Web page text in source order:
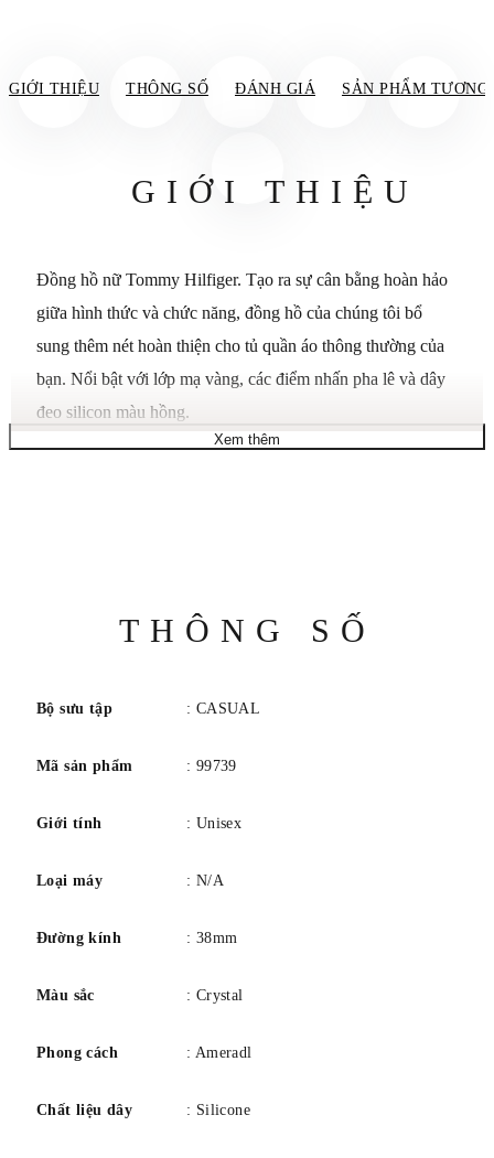
GIỚI THIỆU THÔNG SỐ ĐÁNH GIÁ SẢN PHẨM TƯƠNG
GIỚI THIỆU
Đồng hồ nữ Tommy Hilfiger. Tạo ra sự cân bằng hoàn hảo
giữa hình thức và chức năng, đồng hồ của chúng tôi bổ
sung thêm nét hoàn thiện cho tủ quần áo thông thường của
bạn. Nổi bật với lớp mạ vàng, các điểm nhấn pha lê và dây
đeo silicon màu hồng.
Vỏ vàng 38mm và dây đeo silicon màu hồng, sáu mặt kính
Xem thêm
THÔNG SỐ
Bộ sưu tập : CASUAL
Mã sản phẩm : 99739
Giới tính : Unisex
Loại máy : N/A
Đường kính : 38mm
Màu sắc : Crystal
Phong cách : Ameradl
Chất liệu dây : Silicone